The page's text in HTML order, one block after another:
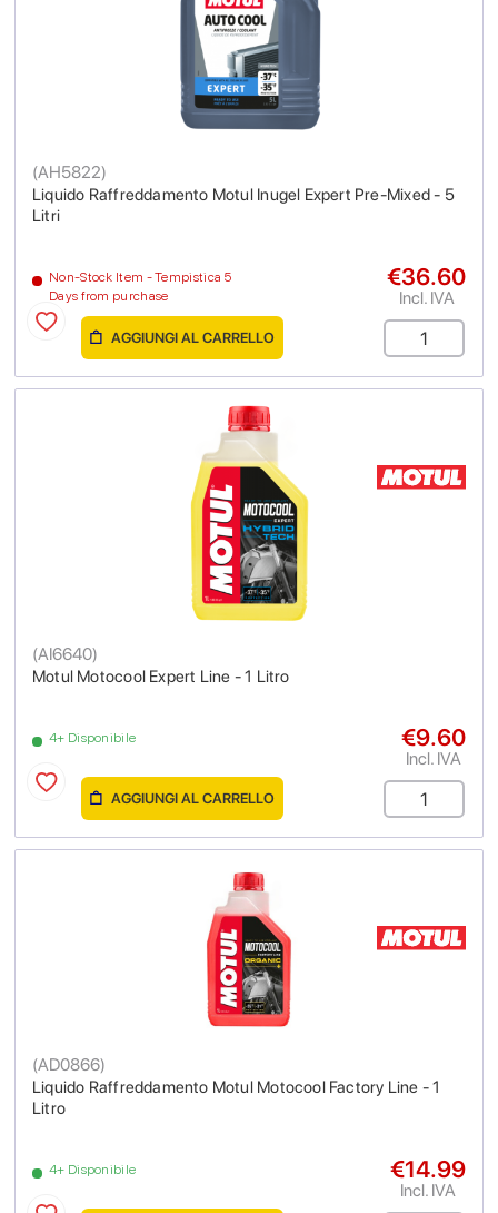
Liquido Raffreddamento Motul Inugel Expert Pre-Mixed - 5
Litri
(AH5822)
Non-Stock Item - Tempistica 5
Days from purchase
€36.60
Incl. IVA
AGGIUNGI AL CARRELLO
Motul Motocool Expert Line - 1 Litro
(AI6640)
4+ Disponibile €9.60
Incl. IVA
AGGIUNGI AL CARRELLO
Liquido Raffreddamento Motul Motocool Factory Line - 1
Litro
(AD0866)
4+ Disponibile €14.99
Incl. IVA